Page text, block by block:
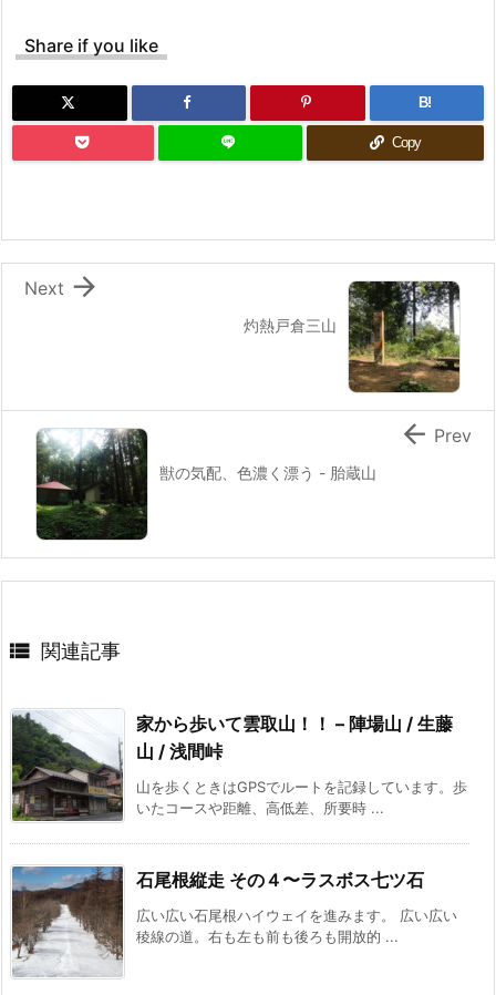
Share if you like
B!
Copy
灼熱戸倉三山

Next
獣の気配、色濃く漂う - 胎蔵山
 Prev
 関連記事
家から歩いて雲取山！！ – 陣場山 / 生藤
山 / 浅間峠
山を歩くときはGPSでルートを記録しています。歩
いたコースや距離、高低差、所要時 ...
石尾根縦走 その４〜ラスボス七ツ石
広い広い石尾根ハイウェイを進みます。 広い広い
稜線の道。右も左も前も後ろも開放的 ...